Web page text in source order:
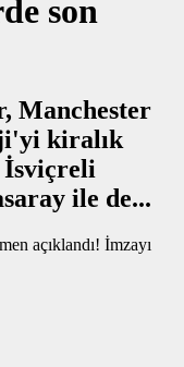
son
Manchester
kiralık
İsviçreli
ile de...